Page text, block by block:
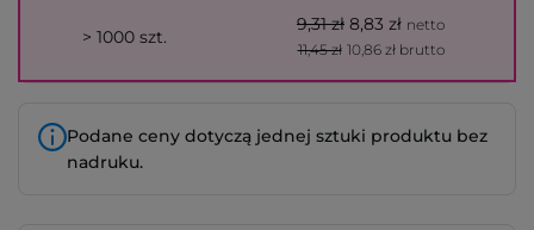
> 1000 szt.
9,31 zł 8,83 zł netto
11,45 zł 10,86 zł brutto
Podane ceny dotyczą jednej sztuki produktu bez
nadruku.